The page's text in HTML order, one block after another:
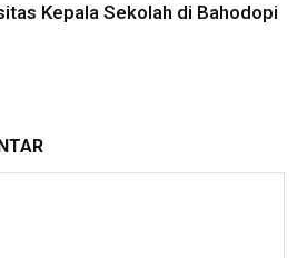
Kepala Sekolah di Bahodopi